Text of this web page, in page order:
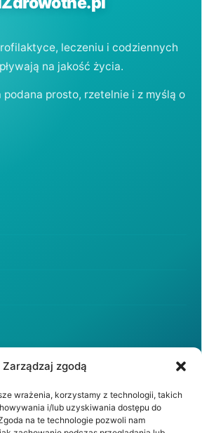
Zarządzaj zgodą
wrażenia, korzystamy z technologii, takich
i/lub uzyskiwania dostępu do
na te technologie pozwoli nam
leczeniu i codziennych
na jakość życia.
prosto, rzetelnie i z myślą o